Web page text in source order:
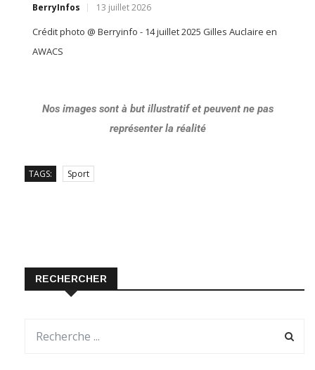
BerryInfos 13 juillet 2026
Crédit photo @ Berryinfo - 14 juillet 2025 Gilles Auclaire en
AWACS
Nos images sont à but illustratif et peuvent ne pas
représenter la réalité
TAGS: Sport
RECHERCHER